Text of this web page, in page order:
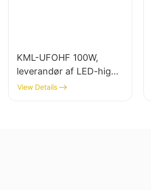
KML-UFOHF 100W,
leverandør af LED-high
bay-lys til industrianlæg,
lagerbygninger og andre
View Details